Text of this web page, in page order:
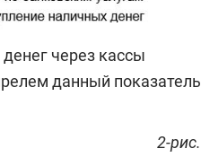
через кассы
данный показатель
2-рис.